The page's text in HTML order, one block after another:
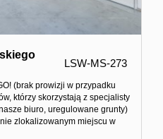
LSW-MS-273
(brak prowizji w przypadku
którzy skorzystają z specjalisty
biuro, uregulowane grunty)
zlokalizowanym miejscu w